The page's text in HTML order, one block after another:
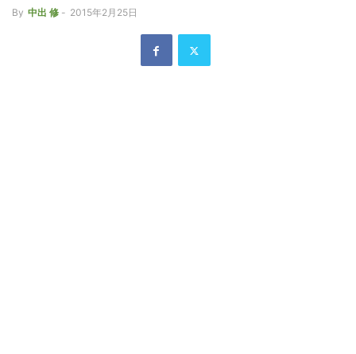
By 中出 修 - 2015年2月25日